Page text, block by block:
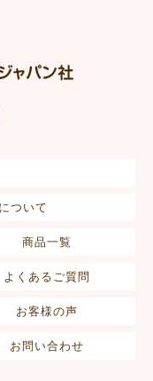
ついて
商品一覧
よくあるご質問
お客様の声
お問い合わせ